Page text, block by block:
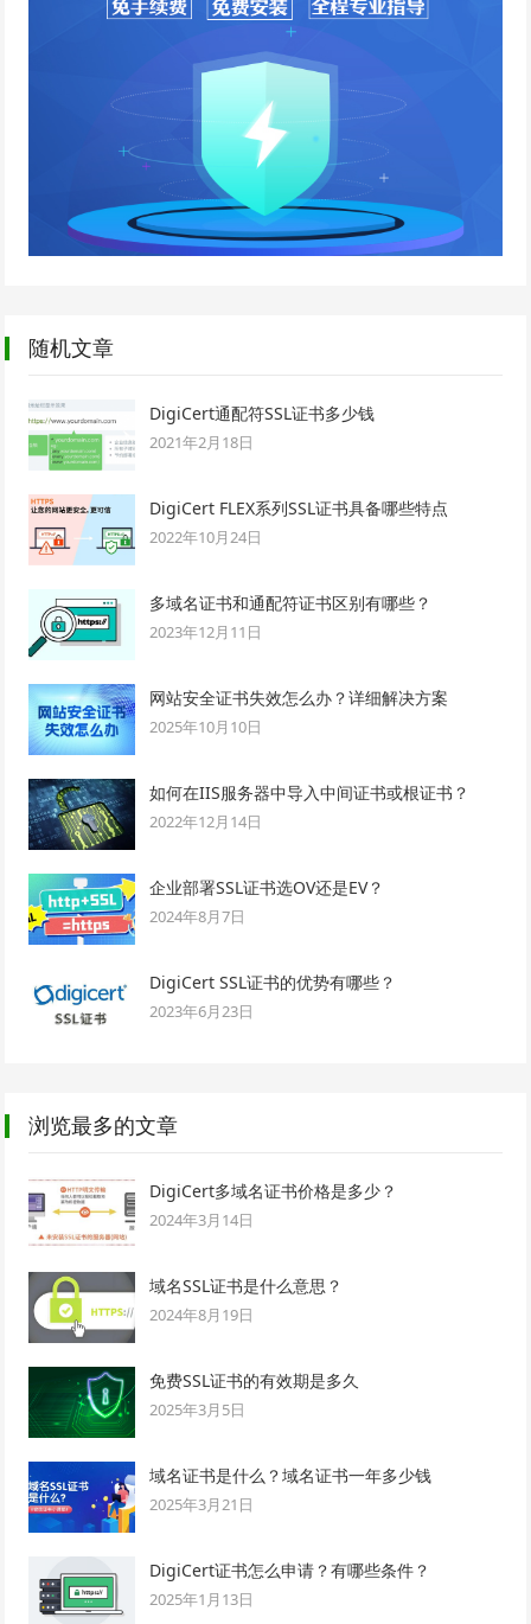
随机文章
DigiCert通配符SSL证书多少钱
2021年2月18日
DigiCert FLEX系列SSL证书具备哪些特点
2022年10月24日
多域名证书和通配符证书区别有哪些？
2023年12月11日
网站安全证书失效怎么办？详细解决方案
2025年10月10日
如何在IIS服务器中导入中间证书或根证书？
2022年12月14日
企业部署SSL证书选OV还是EV？
2024年8月7日
DigiCert SSL证书的优势有哪些？
2023年6月23日
浏览最多的文章
DigiCert多域名证书价格是多少？
2024年3月14日
域名SSL证书是什么意思？
2024年8月19日
免费SSL证书的有效期是多久
2025年3月5日
域名证书是什么？域名证书一年多少钱
2025年3月21日
DigiCert证书怎么申请？有哪些条件？
2025年1月13日